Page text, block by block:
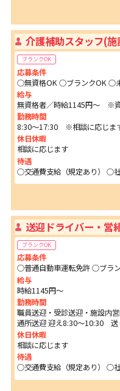
介護補助スタッフ(
ブランクOK
応募条件
○無資格OK ○ブランクOK ○
給与
無資格者／時給1145円～ ※
勤務時間
8:30～17:30 ※相談に応じま
休日休暇
相談に応じます
待遇
○交通費支給（規定あり） ○
送迎ドライバー・営
ブランクOK
応募条件
○普通自動車運転免許 ○ブラ
給与
時給1145円～
勤務時間
職員送迎・受診送迎・施設内
通所送迎 迎え8:30～10:30
休日休暇
相談に応じます
待遇
○交通費支給（規定あり） ○